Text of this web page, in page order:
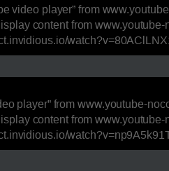
video player” from
content from www.youtube-
player” from www.youtube-
content from www.youtube-